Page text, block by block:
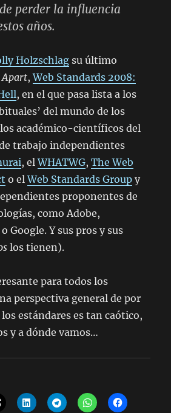
perder la influencia
años.
Holzschlag su último
Apart,Web Standards 2008:
, en el que pasa lista a los
del mundo de los
académico-científicos del
trabajo independientes
, elWHATWG,The Web
o elWeb Standards Group y
proponentes de
como Adobe,
Google. Y sus pros y sus
los tienen).
para todos los
perspectiva general de por
estándares es tan caótico,
y a dónde vamos…